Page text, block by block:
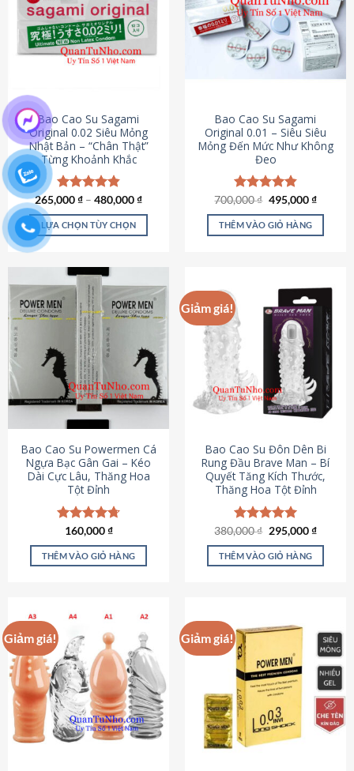
trên
trang
sản
phẩm
Bao Cao Su Sagami
Original 0.02 Siêu Mỏng
Nhật Bản – “Chân Thật”
Từng Khoảnh Khắc
Được xếp
hạng4.87
5 sao
265,000₫ – 480,000₫
LỰA CHỌN TÙY CHỌN
này
có
nhiều
biến
thể.
Các
tùy
chọn
có
chọn
trên
trang
sản
phẩm
Bao Cao Su Sagami
Original 0.01 – Siêu Siêu
Mỏng Đến Mức Như Không
Đeo
Được xếp
hạng4.83
5 sao
700,000₫ Giá
là:
700,000 ₫.
495,000₫Giá
tại
THÊM VÀO GIỎ HÀNG
Bao Cao Su Powermen Cá
Ngựa Bạc Gân Gai – Kéo
Dài Cực Lâu, Thăng Hoa
Tột Đỉnh
Được xếp
hạng4.73
5 sao
160,000₫
THÊM VÀO GIỎ HÀNG
Giảm giá!
Bao Cao Su Đôn Dên Bi
Rung Đầu Brave Man – Bí
Quyết Tăng Kích Thước,
Thăng Hoa Tột Đỉnh
Được xếp
hạng5.00
5 sao
380,000₫ Giá
là:
380,000 ₫.
295,000₫Giá
tại
THÊM VÀO GIỎ HÀNG
Giảm giá! Giảm giá!